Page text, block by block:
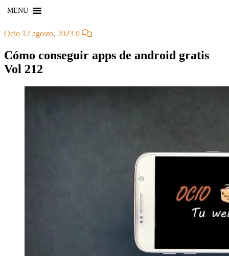
MENU
Ocio 12 agosto, 2023 0
Cómo conseguir apps de android gratis
Vol 212